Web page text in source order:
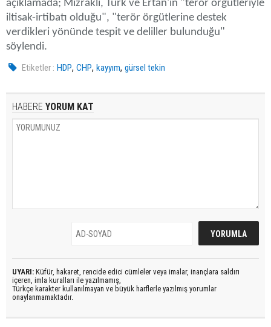
açıklamada; Mızraklı, Türk ve Ertan'ın "terör örgütleriyle
iltisak-irtibatı olduğu", "terör örgütlerine destek
verdikleri yönünde tespit ve deliller bulunduğu"
söylendi.
Etiketler : HDP,CHP,kayyım,gürsel tekin
HABERE YORUM KAT
UYARI: Küfür, hakaret, rencide edici cümleler veya imalar, inançlara saldırı
içeren, imla kuralları ile yazılmamış,
Türkçe karakter kullanılmayan ve büyük harflerle yazılmış yorumlar
onaylanmamaktadır.